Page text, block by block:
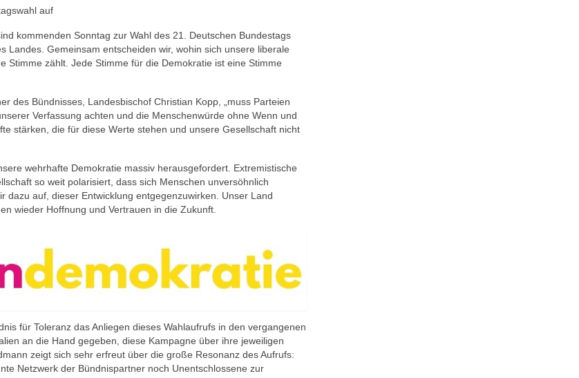
auf
kommenden Sonntag zur Wahl des 21. Deutschen Bundestags
Gemeinsam entscheiden wir, wohin sich unsere liberale
Stimme zählt. Jede Stimme für die Demokratie ist eine Stimme
des Bündnisses, Landesbischof Christian Kopp, „muss Parteien
Verfassung achten und die Menschenwürde ohne Wenn und
stärken, die für diese Werte stehen und unsere Gesellschaft nicht
wehrhafte Demokratie massiv herausgefordert. Extremistische
so weit polarisiert, dass sich Menschen unversöhnlich
dazu auf, dieser Entwicklung entgegenzuwirken. Unser Land
wieder Hoffnung und Vertrauen in die Zukunft.
für Toleranz das Anliegen dieses Wahlaufrufs in den vergangenen
an die Hand gegeben, diese Kampagne über ihre jeweiligen
zeigt sich sehr erfreut über die große Resonanz des Aufrufs:
Netzwerk der Bündnispartner noch Unentschlossene zur